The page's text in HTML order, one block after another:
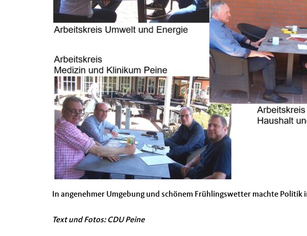
In angenehmer Umgebung und schönem Frühlingswetter machte
Text und Fotos: CDU Peine